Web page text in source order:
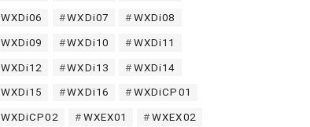
WXDi06 WXDi07 WXDi08
WXDi09 WXDi10 WXDi11
WXDi12 WXDi13 WXDi14
WXDi15 WXDi16 WXDiCP01
WXDiCP02 WXEX01 WXEX02